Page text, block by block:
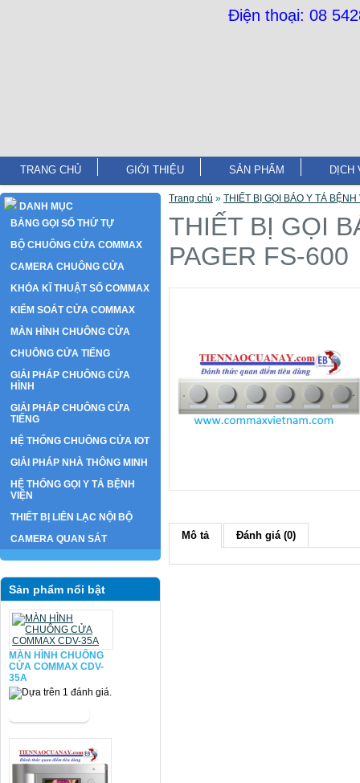
Điện thoại: 08
TRANG CHỦ GIỚI THIỆU SẢN PHẨM DỊCH
DANH MỤC
BẢNG GỌI SỐ THỨ TỰ
BỘ CHUÔNG CỬA COMMAX
CAMERA CHUÔNG CỬA
KHÓA KĨ THUẬT SỐ COMMAX
KIỂM SOÁT CỬA COMMAX
MÀN HÌNH CHUÔNG CỬA
CHUÔNG CỬA TIẾNG
GIẢI PHÁP CHUÔNG CỬA
HÌNH
GIẢI PHÁP CHUÔNG CỬA
TIẾNG
HỆ THỐNG CHUÔNG CỬA IOT
GIẢI PHÁP NHÀ THÔNG MINH
HỆ THỐNG GỌI Y TÁ BỆNH
VIỆN
THIẾT BỊ LIÊN LẠC NỘI BỘ
CAMERA QUAN SÁT
Sản phẩm nổi bật
MÀN HÌNH CHUÔNG
CỬA COMMAX CDV-
35A
Trang chủ » THIẾT BỊ GỌI BÁO Y TÁ
THIẾT BỊ GỌI
PAGER FS-600
Mô tả Đánh giá (0)